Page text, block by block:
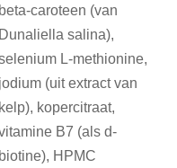
beta-caroteen (van
Dunaliella salina),
L-methionine,
jodium (uit extract van
kelp), kopercitraat,
B7 (als d-
biotine), HPMC